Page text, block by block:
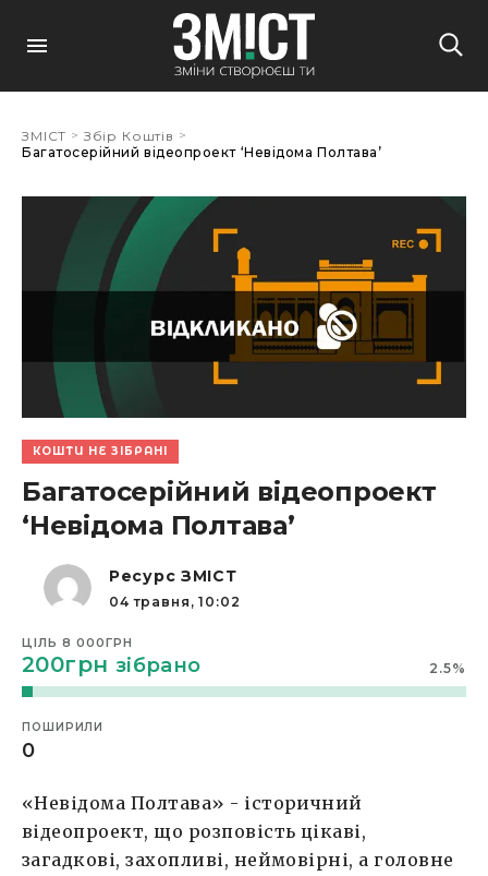
ЗМІСТ > Збір Коштів >
Багатосерійний відеопроект ‘Невідома Полтава’
КОШТИ НЕ ЗІБРАНІ
Багатосерійний відеопроект
‘Невідома Полтава’
Ресурс ЗМІСТ
04 травня, 10:02
ЦІЛЬ 8 000ГРН
200грн зібрано 2.5%
ПОШИРИЛИ
0
«Невідома Полтава» - історичний
відеопроект, що розповість цікаві,
загадкові, захопливі, неймовірні, а головне